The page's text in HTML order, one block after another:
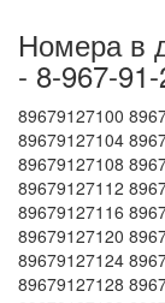
Номера в
- 8-967-
89679127100
89679127104
89679127108
89679127112
89679127116
89679127120
89679127124
89679127128